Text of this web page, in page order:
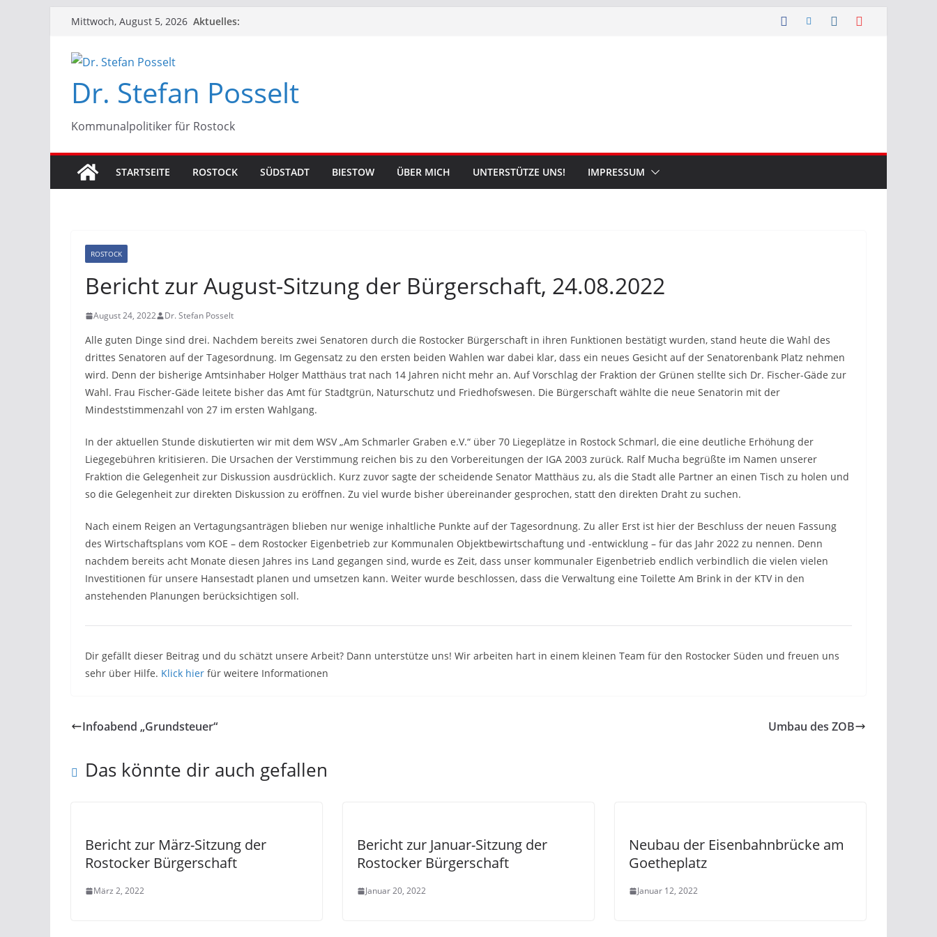
Zum
springen
Mittwoch, August 5, 2026 Aktuelles:
Dr. Stefan Posselt
Kommunalpolitiker für Rostock
STARTSEITE ROSTOCK SÜDSTADT BIESTOW ÜBER MICH UNTERSTÜTZE UNS! IMPRESSUM
ROSTOCK
Bericht zur August-Sitzung der Bürgerschaft, 24.08.2022
August 24, 2022 Dr. Stefan Posselt
Alle guten Dinge sind drei. Nachdem bereits zwei Senatoren durch die Rostocker Bürgerschaft in ihren Funktionen bestätigt wurden, stand heute die Wahl des
drittes Senatoren auf der Tagesordnung. Im Gegensatz zu den ersten beiden Wahlen war dabei klar, dass ein neues Gesicht auf der Senatorenbank Platz nehmen
wird. Denn der bisherige Amtsinhaber Holger Matthäus trat nach 14 Jahren nicht mehr an. Auf Vorschlag der Fraktion der Grünen stellte sich Dr. Fischer-Gäde zur
Wahl. Frau Fischer-Gäde leitete bisher das Amt für Stadtgrün, Naturschutz und Friedhofswesen. Die Bürgerschaft wählte die neue Senatorin mit der
Mindeststimmenzahl von 27 im ersten Wahlgang.
In der aktuellen Stunde diskutierten wir mit dem WSV „Am Schmarler Graben e.V.“ über 70 Liegeplätze in Rostock Schmarl, die eine deutliche Erhöhung der
Liegegebühren kritisieren. Die Ursachen der Verstimmung reichen bis zu den Vorbereitungen der IGA 2003 zurück. Ralf Mucha begrüßte im Namen unserer
Fraktion die Gelegenheit zur Diskussion ausdrücklich. Kurz zuvor sagte der scheidende Senator Matthäus zu, als die Stadt alle Partner an einen Tisch zu holen und
so die Gelegenheit zur direkten Diskussion zu eröffnen. Zu viel wurde bisher übereinander gesprochen, statt den direkten Draht zu suchen.
Nach einem Reigen an Vertagungsanträgen blieben nur wenige inhaltliche Punkte auf der Tagesordnung. Zu aller Erst ist hier der Beschluss der neuen Fassung
des Wirtschaftsplans vom KOE – dem Rostocker Eigenbetrieb zur Kommunalen Objektbewirtschaftung und -entwicklung – für das Jahr 2022 zu nennen. Denn
nachdem bereits acht Monate diesen Jahres ins Land gegangen sind, wurde es Zeit, dass unser kommunaler Eigenbetrieb endlich verbindlich die vielen vielen
Investitionen für unsere Hansestadt planen und umsetzen kann. Weiter wurde beschlossen, dass die Verwaltung eine Toilette Am Brink in der KTV in den
anstehenden Planungen berücksichtigen soll.
Dir gefällt dieser Beitrag und du schätzt unsere Arbeit? Dann unterstütze uns! Wir arbeiten hart in einem kleinen Team für den Rostocker Süden und freuen uns
sehr über Hilfe. Klick hier für weitere Informationen
Infoabend „Grundsteuer“ Umbau des ZOB
Das könnte dir auch gefallen
Bericht zur März-Sitzung der
Rostocker Bürgerschaft
März 2, 2022
Bericht zur Januar-Sitzung der
Rostocker Bürgerschaft
Januar 20, 2022
Neubau der Eisenbahnbrücke am
Goetheplatz
Januar 12, 2022